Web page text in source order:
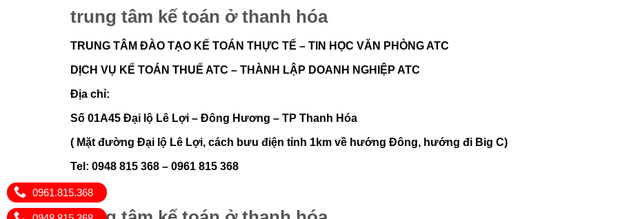
0961.815.368
trung tâm kế toán ở thanh hóa
TRUNG TÂM ĐÀO TẠO KẾ TOÁN THỰC TẾ – TIN HỌC VĂN PHÒNG ATC
DỊCH VỤ KẾ TOÁN THUẾ ATC – THÀNH LẬP DOANH NGHIỆP ATC
Địa chỉ:
Số 01A45 Đại lộ Lê Lợi – Đông Hương – TP Thanh Hóa
( Mặt đường Đại lộ Lê Lợi, cách bưu điện tỉnh 1km về hướng Đông, hướng đi Big C)
Tel: 0948 815 368 – 0961 815 368